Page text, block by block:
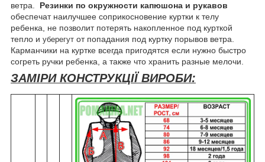
ветра.
Резинки по окружности капюшона и рукавов
обеспечат наилучшее соприкосновение куртки к телу
ребенка, не позволит потерять накопленное под курткой
тепло и уберегут от попадания под куртку порывов ветра.
Карманчики на куртке всегда пригодятся если нужно быстро
согреть ручки ребенка, а также что хранить разные мелочи.
ЗАМІРИ КОНСТРУКЦІЇ ВИРОБИ: